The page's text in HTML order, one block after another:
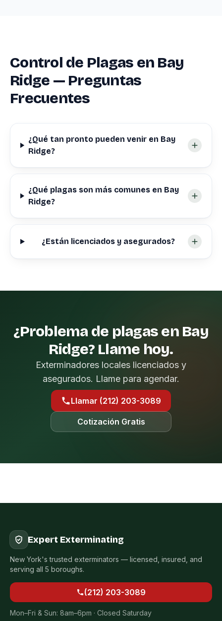
Control de Plagas en Bay
Ridge — Preguntas
Frecuentes
¿Qué tan pronto pueden venir en Bay
Ridge?
¿Qué plagas son más comunes en Bay
Ridge?
¿Están licenciados y asegurados?
¿Problema de plagas en Bay
Ridge? Llame hoy.
Exterminadores locales licenciados y
asegurados. Llame para agendar.
Llamar (212) 203-3089
Cotización Gratis
Expert Exterminating
New York's trusted exterminators — licensed, insured, and
serving all 5 boroughs.
(212) 203-3089
Mon–Fri & Sun: 8am–6pm · Closed Saturday